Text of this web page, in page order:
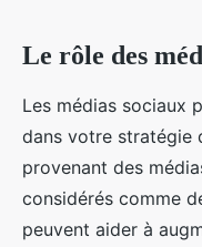
Le rôle des
Les médias sociaux
dans votre stratégie
provenant des
considérés comme
peuvent aider à